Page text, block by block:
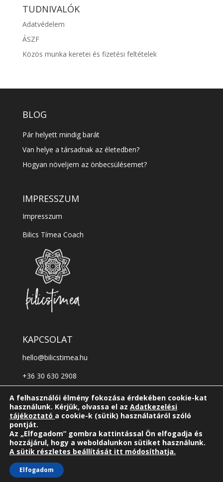
TUDNIVALÓK
Adatvédelem
ÁSZF
Közös munka keretei és fizetési feltételek
BLOG
Pár helyett mindig barát
Van helye a társadnak az életedben?
Hogyan növeljem az önbecsülésemet?
IMPRESSZUM
Impresszum
Bilics Tímea Coach
KAPCSOLAT
hello@bilicstimea.hu
+36 30 630 2908
Kövess a facebookon!
Kövess az instagramon!
A felhasználói élmény fokozása érdekében cookie-kat
használunk. Kérjük, olvassa el az Adatkezelési
tájékoztató a cookie-k (sütik) használatáról szóló
pontját.
Az „Elfogadom” gombra kattintással Ön elfogadja és
hozzájárul, hogy a weboldalunkon sütiket használunk.
A sütik részletes beállítását itt módosíthatja.
Elfogadom